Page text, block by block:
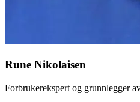
Rune Nikolaisen
Forbrukerekspert og grunnlegger